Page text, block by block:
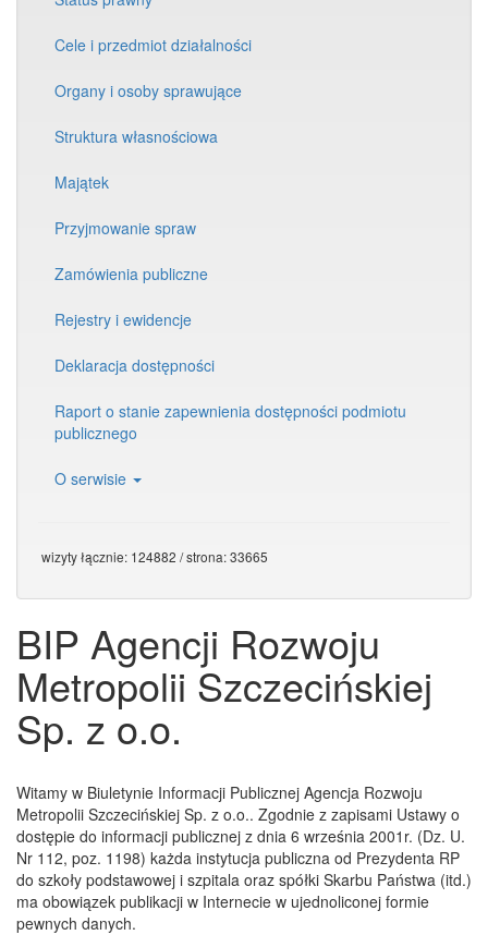
Cele i przedmiot działalności
Organy i osoby sprawujące
Struktura własnościowa
Majątek
Przyjmowanie spraw
Zamówienia publiczne
Rejestry i ewidencje
Deklaracja dostępności
Raport o stanie zapewnienia dostępności podmiotu
publicznego
O serwisie
wizyty łącznie: 124882 / strona: 33665
BIP Agencji Rozwoju
Metropolii Szczecińskiej
Sp. z o.o.
Witamy w Biuletynie Informacji Publicznej Agencja Rozwoju
Metropolii Szczecińskiej Sp. z o.o.. Zgodnie z zapisami Ustawy o
dostępie do informacji publicznej z dnia 6 września 2001r. (Dz. U.
Nr 112, poz. 1198) każda instytucja publiczna od Prezydenta RP
do szkoły podstawowej i szpitala oraz spółki Skarbu Państwa (itd.)
ma obowiązek publikacji w Internecie w ujednoliconej formie
pewnych danych.